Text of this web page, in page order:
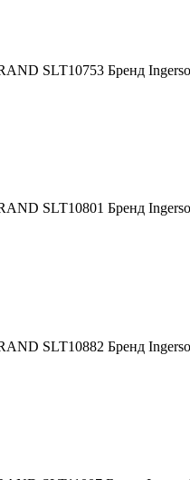
SLT10753 Бренд
SLT10801 Бренд
SLT10882 Бренд